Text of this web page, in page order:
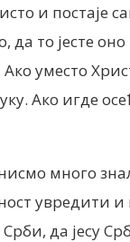
и постаје
да то јесте
уместо
Ако игде
много
увредити и
да јесу